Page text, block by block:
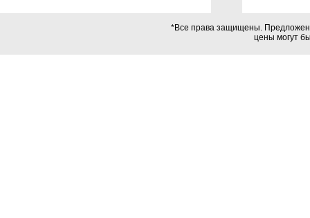
*Все права защищены.
цены могут